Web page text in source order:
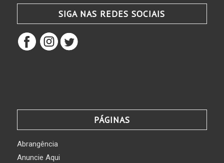
SIGA NAS REDES SOCIAIS
PÁGINAS
Abrangência
Anuncie Aqui